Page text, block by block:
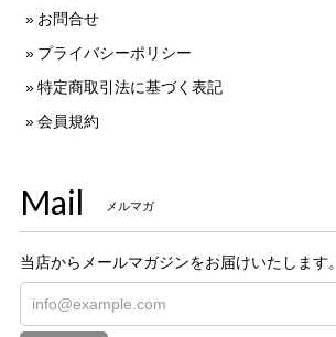
お問合せ
プライバシーポリシー
特定商取引法に基づく表記
会員規約
Mail メルマガ
当店からメールマガジンをお届けいたします。